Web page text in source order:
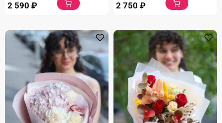
2 590 ₽ 2 750 ₽